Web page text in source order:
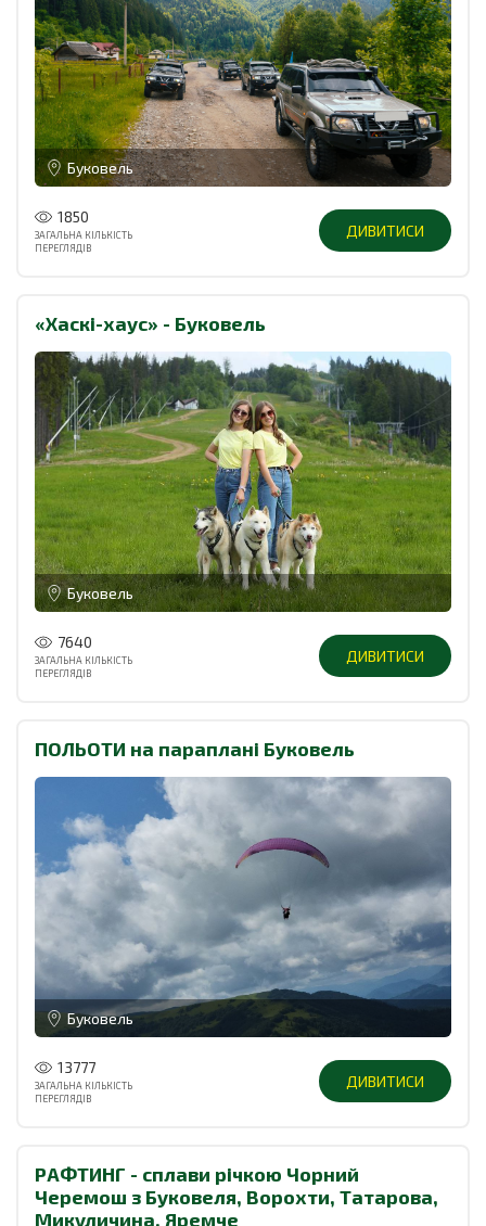
Буковель
1850
ЗАГАЛЬНА КІЛЬКІСТЬ
ПЕРЕГЛЯДІВ
ДИВИТИСИ
«Хаскі-хаус» - Буковель
Буковель
7640
ЗАГАЛЬНА КІЛЬКІСТЬ
ПЕРЕГЛЯДІВ
ДИВИТИСИ
ПОЛЬОТИ на параплані Буковель
Буковель
13777
ЗАГАЛЬНА КІЛЬКІСТЬ
ПЕРЕГЛЯДІВ
ДИВИТИСИ
РАФТИНГ - сплави річкою Чорний
Черемош з Буковеля, Ворохти, Татарова,
Микуличина, Яремче